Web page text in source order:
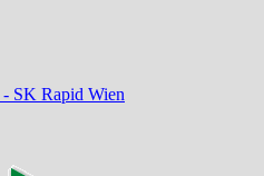
SK Rapid Wien